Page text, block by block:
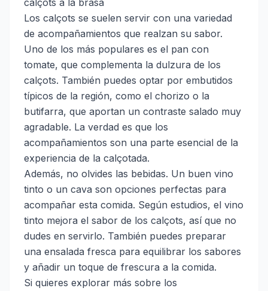
Los calçots se suelen servir con una variedad
de acompañamientos que realzan su sabor.
Uno de los más populares es el pan con
tomate, que complementa la dulzura de los
calçots. También puedes optar por embutidos
típicos de la región, como el chorizo o la
butifarra, que aportan un contraste salado muy
agradable. La verdad es que los
acompañamientos son una parte esencial de la
experiencia de la calçotada.
Además, no olvides las bebidas. Un buen vino
tinto o un cava son opciones perfectas para
acompañar esta comida. Según estudios, el vino
tinto mejora el sabor de los calçots, así que no
dudes en servirlo. También puedes preparar
una ensalada fresca para equilibrar los sabores
y añadir un toque de frescura a la comida.
Si quieres explorar más sobre los